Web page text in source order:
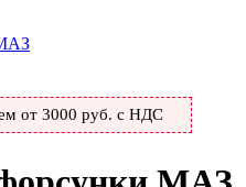
от 3000 руб. с НДС